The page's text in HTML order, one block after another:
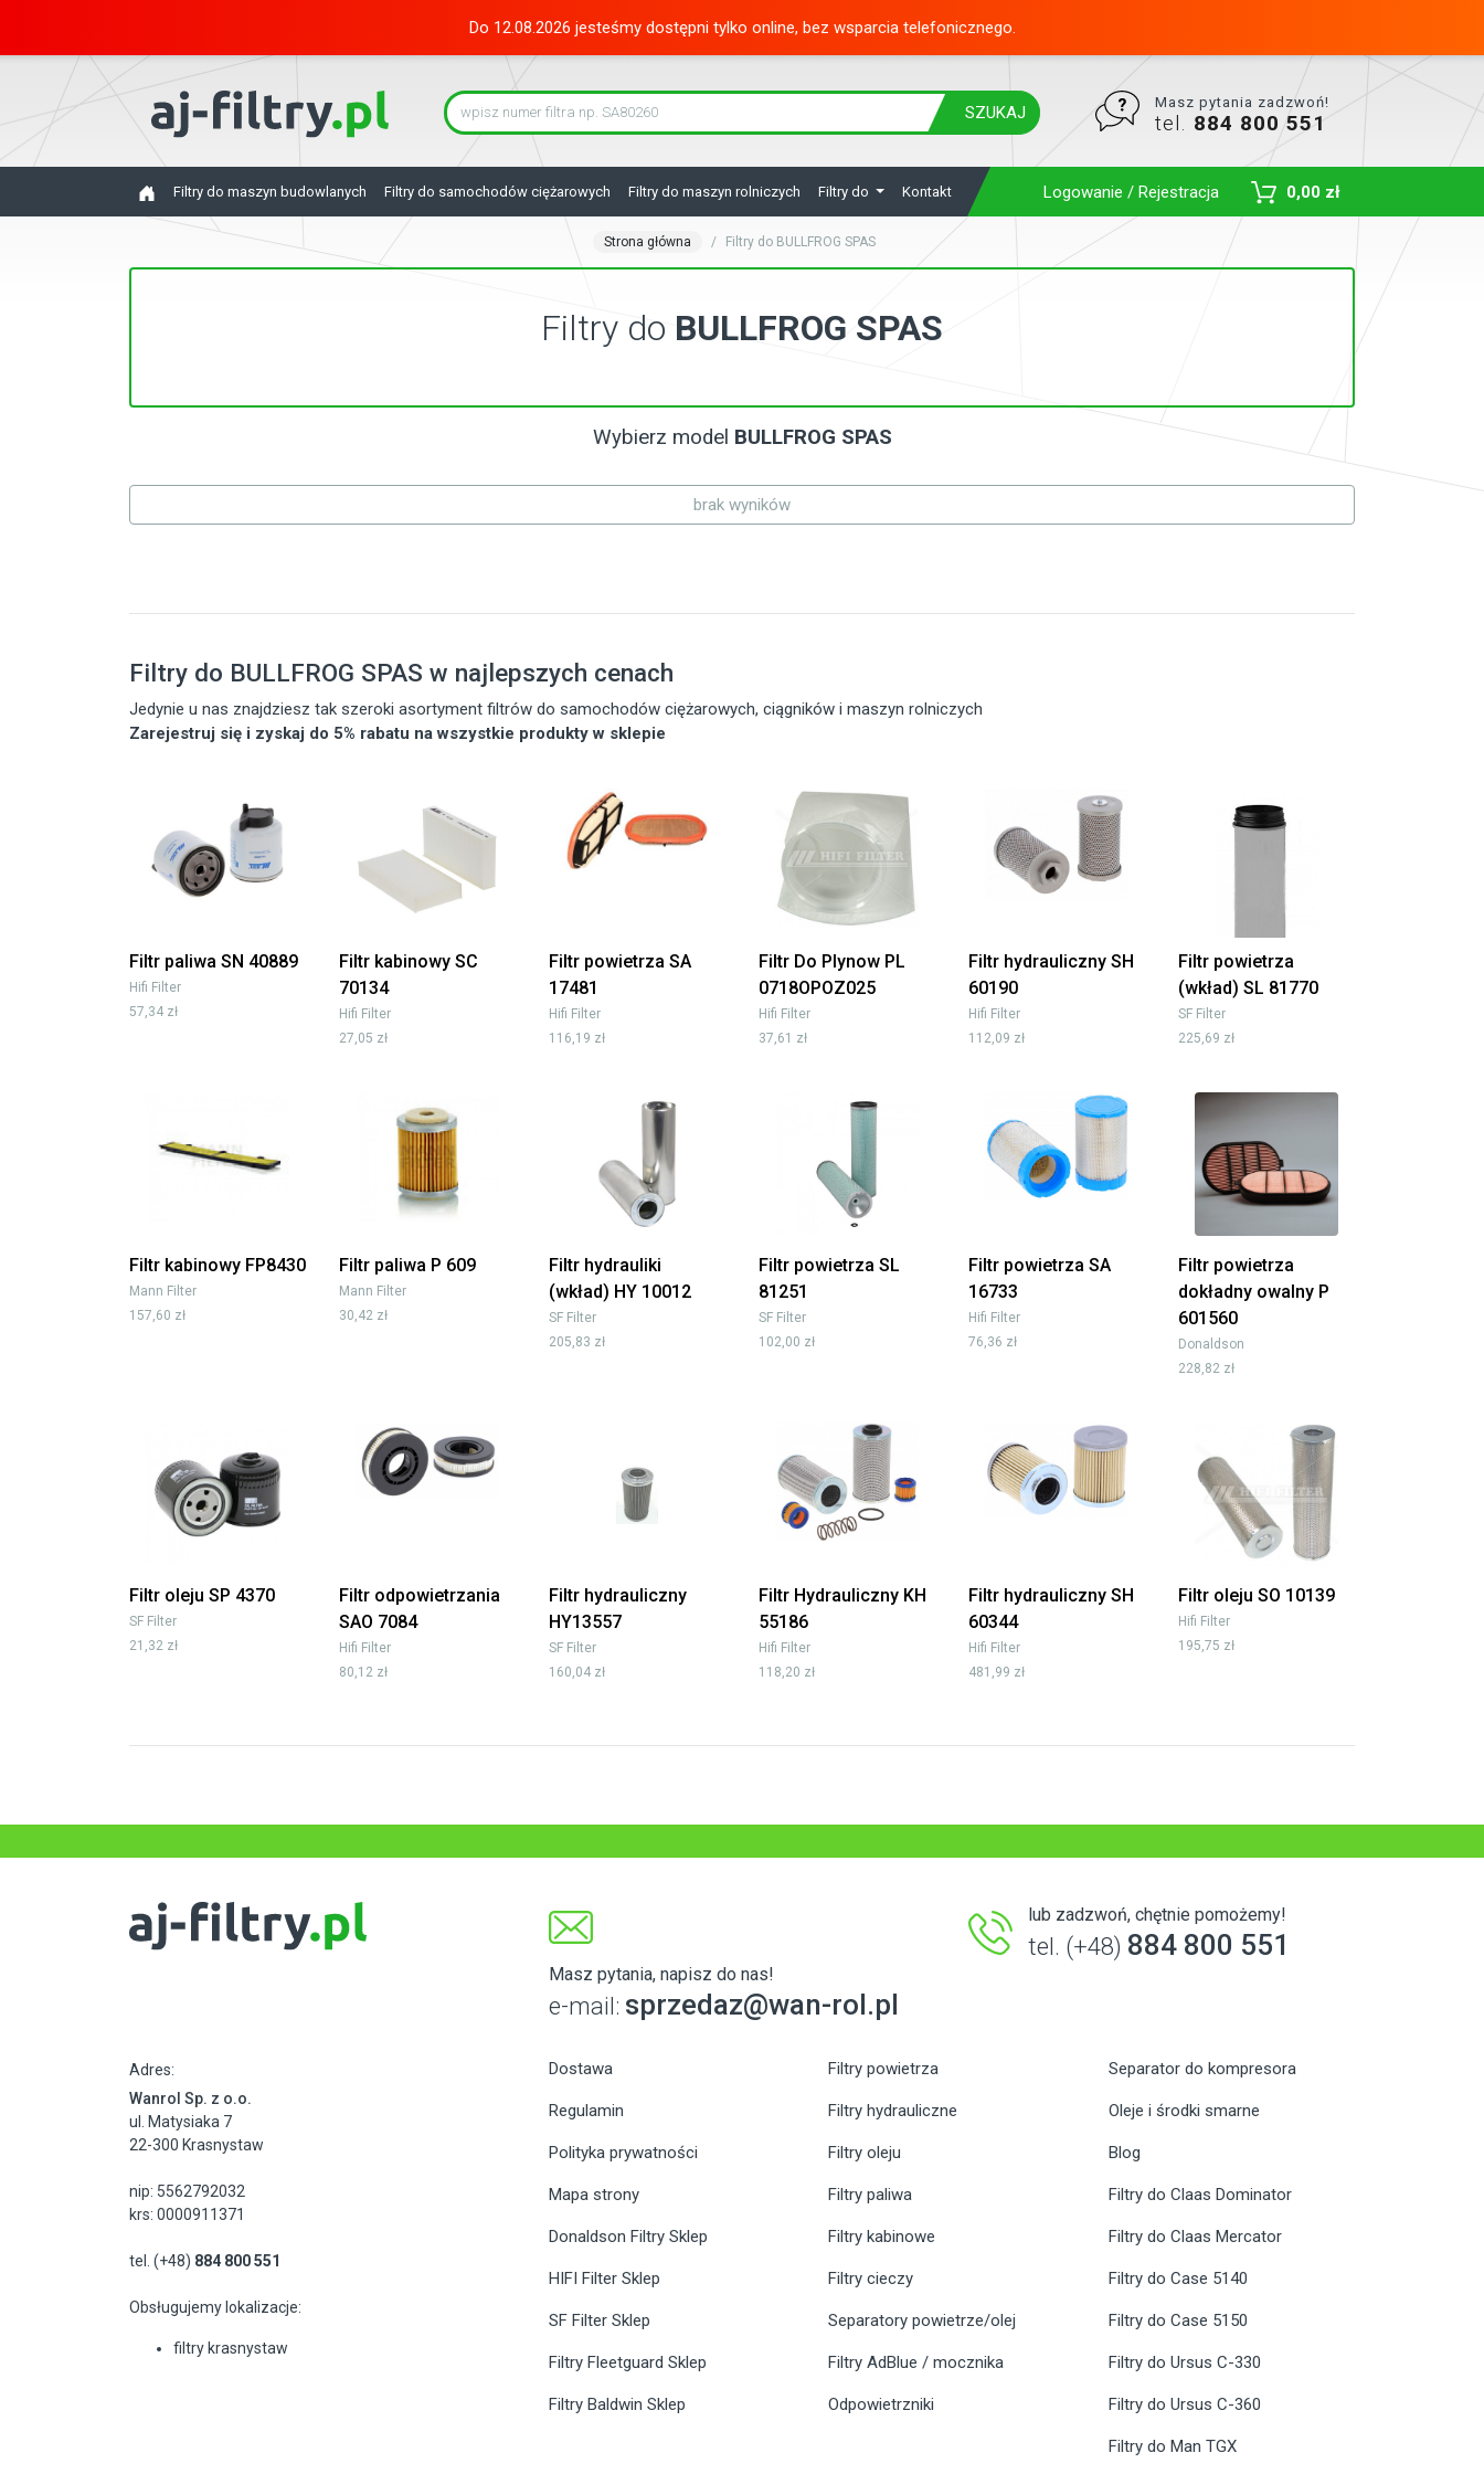
Do 12.08.2026 jesteśmy dostępni tylko online, bez wsparcia telefonicznego.
SZUKAJ
Masz pytania zadzwoń!
tel. 884 800 551
Filtry do maszyn budowlanych Filtry do samochodów ciężarowych Filtry do maszyn rolniczych Filtry do Kontakt Logowanie / Rejestracja 0,00 zł
Strona główna Filtry do BULLFROG SPAS
Filtry do BULLFROG SPAS
Wybierz model BULLFROG SPAS
brak wyników
Filtry do BULLFROG SPAS w najlepszych cenach
Jedynie u nas znajdziesz tak szeroki asortyment filtrów do samochodów ciężarowych, ciągników i maszyn rolniczych
Zarejestruj się i zyskaj do 5% rabatu na wszystkie produkty w sklepie
Filtr paliwa SN 40889
Hifi Filter
57,34 zł
Filtr kabinowy SC
70134
Hifi Filter
27,05 zł
Filtr powietrza SA
17481
Hifi Filter
116,19 zł
Filtr Do Plynow PL
0718OPOZ025
Hifi Filter
37,61 zł
Filtr hydrauliczny SH
60190
Hifi Filter
112,09 zł
Filtr powietrza
(wkład) SL 81770
SF Filter
225,69 zł
Filtr kabinowy FP8430
Mann Filter
157,60 zł
Filtr paliwa P 609
Mann Filter
30,42 zł
Filtr hydrauliki
(wkład) HY 10012
SF Filter
205,83 zł
Filtr powietrza SL
81251
SF Filter
102,00 zł
Filtr powietrza SA
16733
Hifi Filter
76,36 zł
Filtr powietrza
dokładny owalny P
601560
Donaldson
228,82 zł
Filtr oleju SP 4370
SF Filter
21,32 zł
Filtr odpowietrzania
SAO 7084
Hifi Filter
80,12 zł
Filtr hydrauliczny
HY13557
SF Filter
160,04 zł
Filtr Hydrauliczny KH
55186
Hifi Filter
118,20 zł
Filtr hydrauliczny SH
60344
Hifi Filter
481,99 zł
Filtr oleju SO 10139
Hifi Filter
195,75 zł
Masz pytania, napisz do nas!
e-mail: sprzedaz@wan-rol.pl
lub zadzwoń, chętnie pomożemy!
tel. (+48) 884 800 551
Adres:
Wanrol Sp. z o.o.
ul. Matysiaka 7
22-300 Krasnystaw
nip: 5562792032
krs: 0000911371
tel. (+48) 884 800 551
Obsługujemy lokalizacje:
filtry krasnystaw
Dostawa
Regulamin
Polityka prywatności
Mapa strony
Donaldson Filtry Sklep
HIFI Filter Sklep
SF Filter Sklep
Filtry Fleetguard Sklep
Filtry Baldwin Sklep
Filtry powietrza
Filtry hydrauliczne
Filtry oleju
Filtry paliwa
Filtry kabinowe
Filtry cieczy
Separatory powietrze/olej
Filtry AdBlue / mocznika
Odpowietrzniki
Separator do kompresora
Oleje i środki smarne
Blog
Filtry do Claas Dominator
Filtry do Claas Mercator
Filtry do Case 5140
Filtry do Case 5150
Filtry do Ursus C-330
Filtry do Ursus C-360
Filtry do Man TGX